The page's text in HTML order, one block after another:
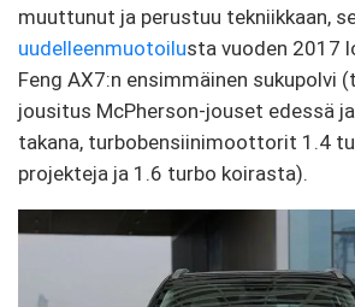
muuttunut ja perustuu tekniikkaan,
uudelleenmuotoilusta vuoden 2017
Feng AX7:n ensimmäinen sukupolvi
jousitus McPherson-jouset edessä
takana, turbobensiinimoottorit 1.4
projekteja ja 1.6 turbo koirasta).